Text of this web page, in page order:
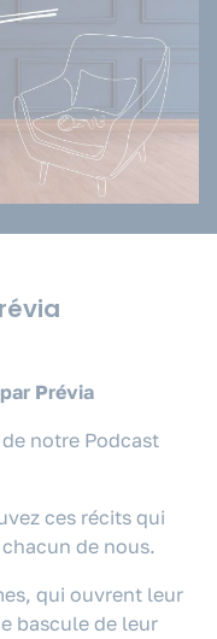
Prévia
notre Podcast
ces récits qui
de nous.
qui ouvrent leur
bascule de leur